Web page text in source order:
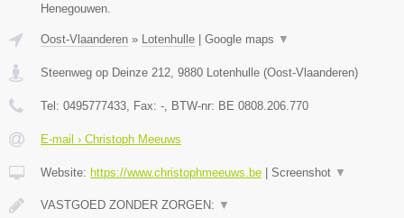
Henegouwen.
Oost-Vlaanderen » Lotenhulle Google maps ▼
Steenweg op Deinze 212 9880 Lotenhulle (Oost-Vlaanderen)
Tel: 0495777433 , Fax: - , BTW-nr: BE 0808.206.770
E-mail › Christoph Meeuws
Website: https://www.christophmeeuws.be Screenshot ▼
VASTGOED ZONDER ZORGEN: ▼